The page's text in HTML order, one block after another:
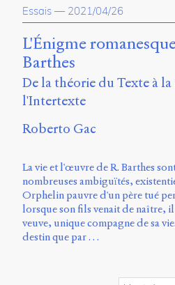
Moyne
Longueuil
(QC)
J4K
0B7
Canada
ISSN
3272
public
0.1
(2020/03)
Typographies
Essais — 2021/04/26
L'Énigme
Barthes
De la théorie du Texte à
l'Intertexte
Roberto Gac
La vie et l'œuvre de R. Barthes
nombreuses ambiguïtés,
Orphelin pauvre d'un père tué
lorsque son fils venait de naître, il
veuve, unique compagne de sa
destin que par …